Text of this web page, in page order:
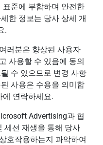
준에 부합하며 안전한
한 정보는 당사 상세 개
.
러분은 향상된 사용자
사용할 수 있음에 동의
수 있으므로 변경 사항
사용은 수용을 의미합
에 연락하세요.
Advertising과 협
세션 재생을 통해 당사
호작용하는지 파악하여